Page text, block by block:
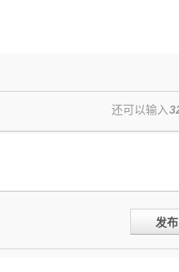
还可以输入
发布